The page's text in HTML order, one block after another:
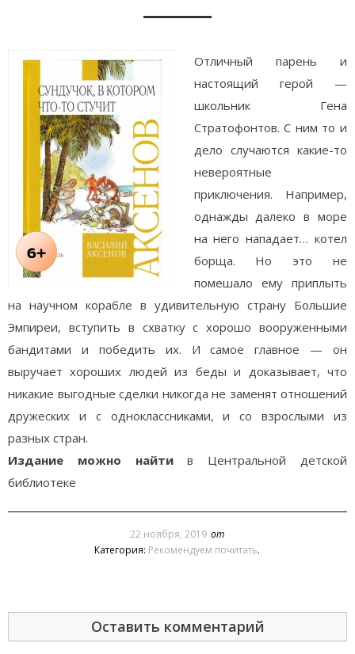
Отличный парень и
настоящий герой —
школьник Гена
Стратофонтов. С ним то и
дело случаются какие-то
невероятные
приключения. Например,
однажды далеко в море
на него нападает… котел
борща. Но это не
помешало ему приплыть
на научном корабле в удивительную страну Большие
Эмпиреи, вступить в схватку с хорошо вооруженными
бандитами и победить их. И самое главное — он
выручает хороших людей из беды и доказывает, что
никакие выгодные сделки никогда не заменят отношений
дружеских и с одноклассниками, и со взрослыми из
разных стран.
Издание можно найтив Центральной детской
библиотеке
22 ноября, 2019 от
Категория: Рекомендуем почитать.
Оставить комментарий